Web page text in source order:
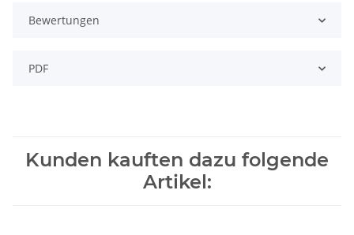
Bewertungen
PDF
Kunden kauften dazu folgende
Artikel: